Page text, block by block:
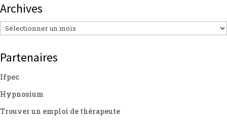
Archives
Archives
Partenaires
Ifpec
Hypnosium
Trouver un emploi de thérapeute